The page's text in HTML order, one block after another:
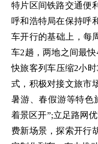
特片区间铁路交通便
呼和浩特局在保持呼
车开行的基础上，每
车2趟，两地之间最
快旅客列车压缩2小
式，积极对接文旅市
暑游、春假游等特色
着景区开”;立足路网
费新场景，探索开行